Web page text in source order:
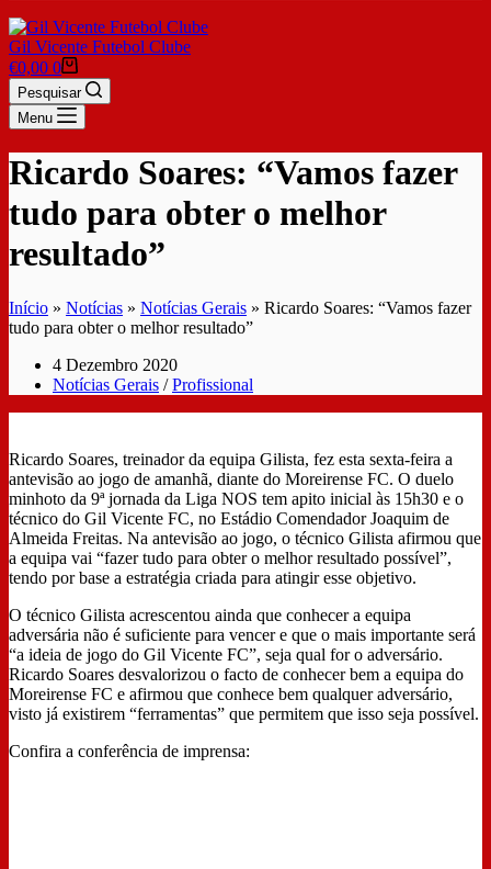
Gil Vicente Futebol Clube
€0,00 0
Pesquisar
Menu
Ricardo Soares: “Vamos fazer
tudo para obter o melhor
resultado”
Início » Notícias » Notícias Gerais » Ricardo Soares: “Vamos fazer
tudo para obter o melhor resultado”
4 Dezembro 2020
Notícias Gerais /Profissional
Ricardo Soares, treinador da equipa Gilista, fez esta sexta-feira a
antevisão ao jogo de amanhã, diante do Moreirense FC. O duelo
minhoto da 9ª jornada da Liga NOS tem apito inicial às 15h30 e o
técnico do Gil Vicente FC, no Estádio Comendador Joaquim de
Almeida Freitas. Na antevisão ao jogo, o técnico Gilista afirmou que
a equipa vai “fazer tudo para obter o melhor resultado possível”,
tendo por base a estratégia criada para atingir esse objetivo.
O técnico Gilista acrescentou ainda que conhecer a equipa
adversária não é suficiente para vencer e que o mais importante será
“a ideia de jogo do Gil Vicente FC”, seja qual for o adversário.
Ricardo Soares desvalorizou o facto de conhecer bem a equipa do
Moreirense FC e afirmou que conhece bem qualquer adversário,
visto já existirem “ferramentas” que permitem que isso seja possível.
Confira a conferência de imprensa: